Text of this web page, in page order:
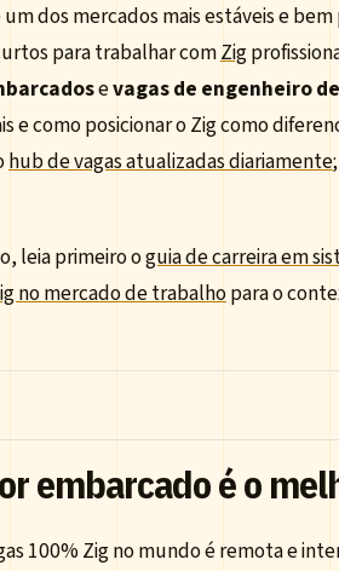
dos mercados mais estáveis e
para trabalhar comZig
evagas de engenheiro
e como posicionar o Zig como
hub de vagas atualizadas diariamente
leia primeiro oguia de carreira em
no mercado de trabalhopara o
embarcado é o
100% Zig no mundo é remota e